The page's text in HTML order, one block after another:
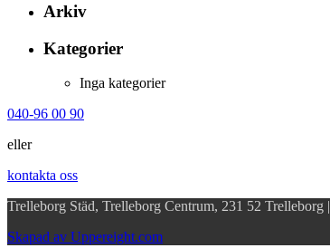
Arkiv
Kategorier
Inga kategorier
040-96 00 90
eller
kontakta oss
Trelleborg Städ, Trelleborg Centrum, 231 52 Trelleborg |
Skapad av Uppereight.com